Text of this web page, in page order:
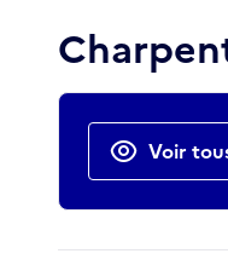
Actions
Voir